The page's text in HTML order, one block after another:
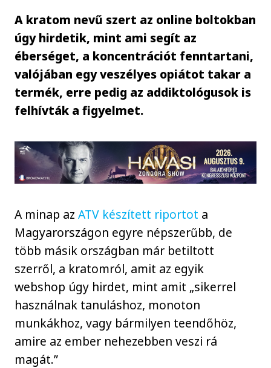
A kratom nevű szert az online boltokban
úgy hirdetik, mint ami segít az
éberséget, a koncentrációt fenntartani,
valójában egy veszélyes opiátot takar a
termék, erre pedig az addiktológusok is
felhívták a figyelmet.
A minap azATV készített riportot a
Magyarországon egyre népszerűbb, de
több másik országban már betiltott
szerről, a kratomról, amit az egyik
webshop úgy hirdet, mint amit „sikerrel
használnak tanuláshoz, monoton
munkákhoz, vagy bármilyen teendőhöz,
amire az ember nehezebben veszi rá
magát.”